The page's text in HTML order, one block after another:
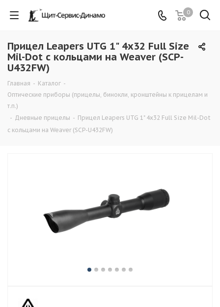
0
Прицел Leapers UTG 1" 4х32 Full Size
Mil-Dot с кольцами на Weaver (SCP-
U432FW)
Главная - Каталог -
Оптические приборы (прицелы, бинокли, кронштейны к прицелам и
т.п.)
- Дневные прицелы - Прицел Leapers UTG 1" 4х32 Full Size Mil-Dot
с кольцами на Weaver (SCP-U432FW)